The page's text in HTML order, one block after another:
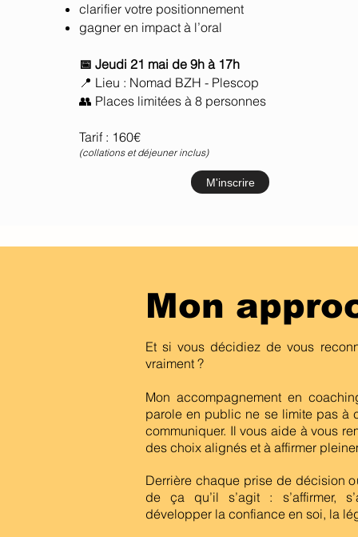
clarifier votre positionnement
gagner en impact à l’oral
📅 Jeudi 21 mai de 9h à 17h
📍 Lieu : Nomad BZH - Plescop
👥 Places limitées à 8 personnes
Tarif : 160€
(collations et déjeuner inclus)
M'inscrire
Mon
Et si vous décidiez de vous
vraiment ?
Mon accompagnement en
parole en public ne se limite pas à
communiquer. Il vous aide à vous
des choix alignés et à affirmer
Derrière chaque prise de décision
de ça qu’il s’agit : s’affirmer,
développer la confiance en soi, la